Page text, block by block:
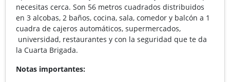
necesitas cerca. Son 56 metros cuadrados distribuidos
en 3 alcobas, 2 baños, cocina, sala, comedor y balcón a 1
cuadra de cajeros automáticos, supermercados,
universidad, restaurantes y con la seguridad que te da
la Cuarta Brigada.
Notas importantes: